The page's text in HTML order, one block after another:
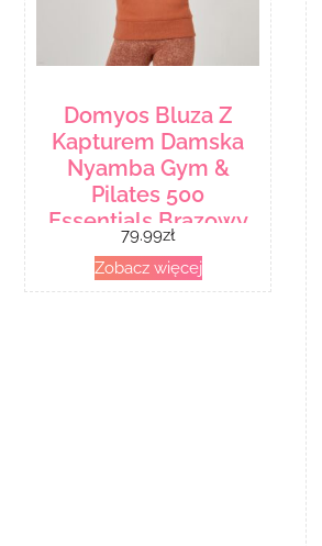
Domyos Bluza Z
Kapturem Damska
Nyamba Gym &
Pilates 500
Essentials Brązowy
79.99zł
Zobacz więcej